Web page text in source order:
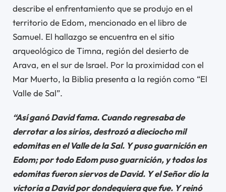
describe el enfrentamiento que se produjo en el
territorio de Edom, mencionado en el libro de
Samuel. El hallazgo se encuentra en el sitio
arqueológico de Timna, región del desierto de
Arava, en el sur de Israel. Por la proximidad con el
Mar Muerto, la Biblia presenta a la región como “El
Valle de Sal”.
“Así ganó David fama. Cuando regresaba de
derrotar a los sirios, destrozó a dieciocho mil
edomitas en el Valle de la Sal. Y puso guarnición en
Edom; por todo Edom puso guarnición, y todos los
edomitas fueron siervos de David. Y el Señor dio la
victoria a David por dondequiera que fue. Y reinó